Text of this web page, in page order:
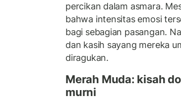
percikan dalam asmara.
bahwa intensitas emosi
bagi sebagian pasangan.
dan kasih sayang mereka
diragukan.
Merah Muda: kisah
murni